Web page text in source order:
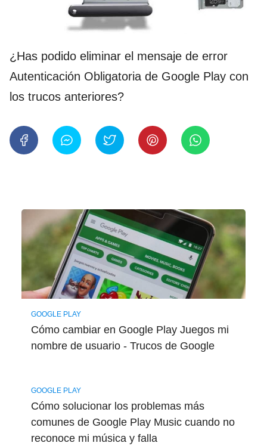
¿Has podido eliminar el mensaje de error
Autenticación Obligatoria de Google Play con
los trucos anteriores?
GOOGLE PLAY
Cómo cambiar en Google Play Juegos mi
nombre de usuario - Trucos de Google
GOOGLE PLAY
Cómo solucionar los problemas más
comunes de Google Play Music cuando no
reconoce mi música y falla